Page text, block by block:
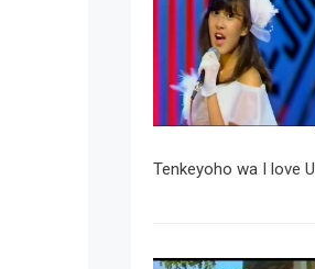
Tenkeyoho wa I love U